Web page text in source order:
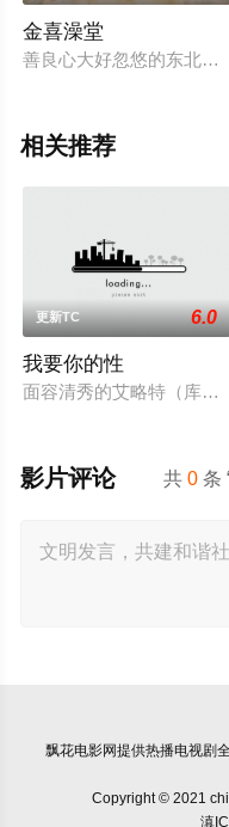
金喜澡堂
善良心大好忽悠的东北青
相关推荐
更新TC 6.0
我要你的性
面容清秀的艾略特（库珀
共0 条
影片评论
飘花电影网提供热播电视剧
Copyright © 2021
滇